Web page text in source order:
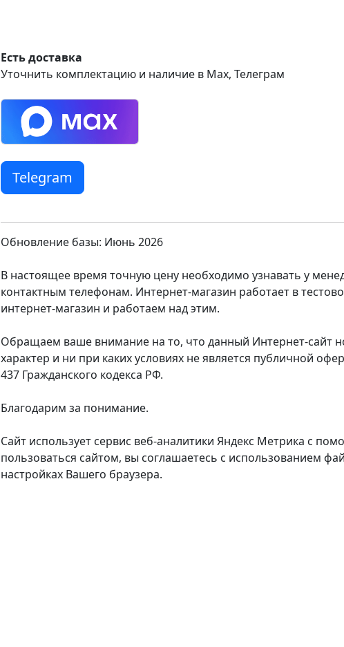
Есть доставка
Уточнить комплектацию и наличие в Max, Телеграм
Telegram
Обновление базы: Июнь 2026
В настоящее время точную цену необходимо узнавать у
контактным телефонам. Интернет-магазин работает в
интернет-магазин и работаем над этим.
Обращаем ваше внимание на то, что данный Интернет-сайт
характер и ни при каких условиях не является публичной
437 Гражданского кодекса РФ.
Благодарим за понимание.
Сайт использует сервис веб-аналитики Яндекс Метрика с
пользоваться сайтом, вы соглашаетесь с использованием
настройках Вашего браузера.